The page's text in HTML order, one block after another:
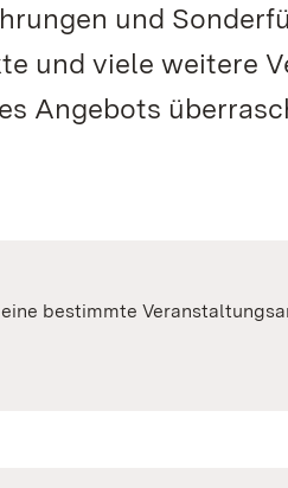
und
und viele weitere
Angebots
bestimmte